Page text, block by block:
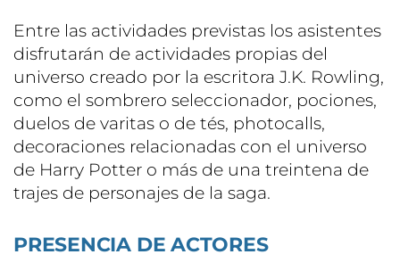
Entre las actividades previstas los asistentes
disfrutarán de actividades propias del
universo creado por la escritora J.K. Rowling,
como el sombrero seleccionador, pociones,
duelos de varitas o de tés, photocalls,
decoraciones relacionadas con el universo
de Harry Potter o más de una treintena de
trajes de personajes de la saga.
PRESENCIA DE ACTORES